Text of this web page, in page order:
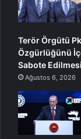
Terör Örgütü
Özgürlüğünü
Sabote
Ağustos 6, 2026